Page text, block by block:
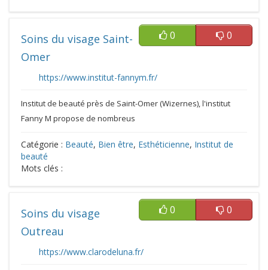
0 0
Soins du visage Saint-
Omer
https://www.institut-fannym.fr/
Institut de beauté près de Saint-Omer (Wizernes), l'institut
Fanny M propose de nombreus
Catégorie : Beauté, Bien être, Esthéticienne, Institut de
beauté
Mots clés :
0 0
Soins du visage
Outreau
https://www.clarodeluna.fr/